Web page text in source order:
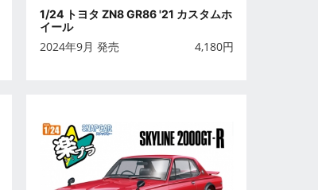
1/24 トヨタ ZN8 GR86 '21 カスタムホ
イール
2024年9月 発売 4,180円